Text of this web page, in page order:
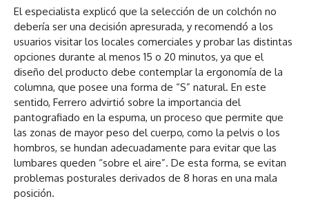
El especialista explicó que la selección de un colchón no
debería ser una decisión apresurada, y recomendó a los
usuarios visitar los locales comerciales y probar las distintas
opciones durante al menos 15 o 20 minutos, ya que el
diseño del producto debe contemplar la ergonomía de la
columna, que posee una forma de “S” natural. En este
sentido, Ferrero advirtió sobre la importancia del
pantografiado en la espuma, un proceso que permite que
las zonas de mayor peso del cuerpo, como la pelvis o los
hombros, se hundan adecuadamente para evitar que las
lumbares queden “sobre el aire”. De esta forma, se evitan
problemas posturales derivados de 8 horas en una mala
posición.